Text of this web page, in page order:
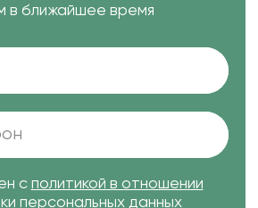
в ближайшее время
с политикой в отношении
персональных данных